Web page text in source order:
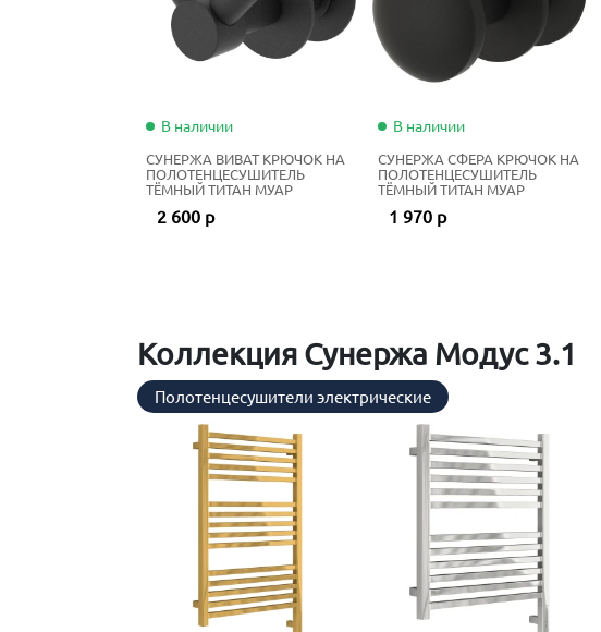
В наличии
СУНЕРЖА ВИВАТ КРЮЧОК НА
ПОЛОТЕНЦЕСУШИТЕЛЬ
ТЁМНЫЙ ТИТАН МУАР
2 600 р
В наличии
СУНЕРЖА СФЕРА КРЮЧОК НА
ПОЛОТЕНЦЕСУШИТЕЛЬ
ТЁМНЫЙ ТИТАН МУАР
1 970 р
Коллекция Сунержа Модус 3.1
Полотенцесушители электрические